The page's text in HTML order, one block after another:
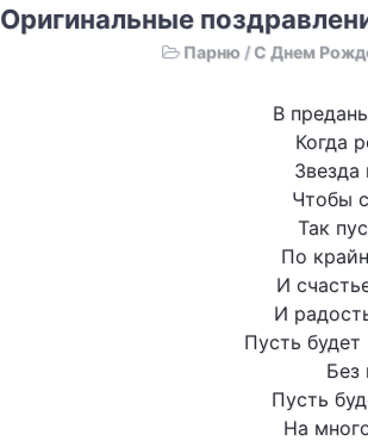
Оригинальные
Парню / С Днем
В
Когда
Звезда
Чтобы
Так
По
И
И
Пусть
Без
Пусть
На